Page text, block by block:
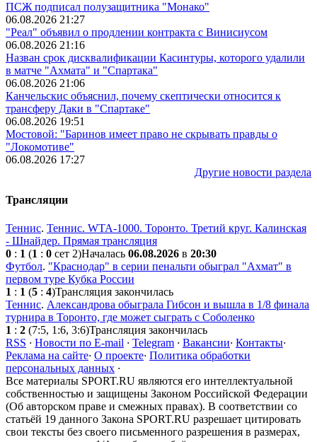
ПСЖ подписал полузащитника "Монако"
06.08.2026 21:27
"Реал" объявил о продлении контракта с Винисиусом
06.08.2026 21:16
Назван срок дисквалификации Касинтуры, которого удалили
в матче "Ахмата" и "Спартака"
06.08.2026 21:06
Канчельскис объяснил, почему скептически относится к
трансферу Даки в "Спартаке"
06.08.2026 19:51
Мостовой: "Баринов имеет право не скрывать правды о
"Локомотиве"
06.08.2026 17:27
Другие новости раздела
Трансляции
Теннис. Теннис. WTA-1000. Торонто. Третий круг. Калинская
- Шнайдер. Прямая трансляция
0 : 1 (1 : 0 сет 2)Началась 06.08.2026 в 20:30
Футбол. "Краснодар" в серии пенальти обыграл "Ахмат" в
первом туре Кубка России
1 : 1 (5 : 4)Трансляция закончилась
Теннис. Александрова обыграла Гибсон и вышла в 1/8 финала
турнира в Торонто, где может сыграть с Соболенко
1 : 2 (7:5, 1:6, 3:6)Трансляция закончилась
RSS · Новости по E-mail · Telegram · Вакансии· Контакты·
Реклама на сайте· О проекте· Политика обработки
персональных данных ·
Все материалы SPORT.RU являются его интеллектуальной
собственностью и защищены Законом Российской Федерации
(Об авторском праве и смежных правах). В соответствии со
статьёй 19 данного Закона SPORT.RU разрешает цитировать
свои тексты без своего письменного разрешения в размерах,